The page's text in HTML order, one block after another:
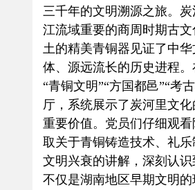
三千年的文明溯源之旅。
江流域重要的商周时期古
土的精美青铜器见证了中
体、源远流长的历史进程。
“青铜文明”“方国都邑”“考
厅，系统展示了炭河里文
重要价值。党员们仔细观
取关于青铜铸造技术、礼乐
文明兴衰的讲解，深刻认
不仅是湖南地区早期文明